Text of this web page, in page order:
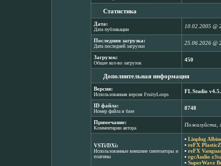
Статистика
Дата:
Дата публикации
10.02.2005 @
Последняя загрузка:
Дата последней загрузки
25.06.2026 @
Загрузок:
Общее кол-во загрузок
450
Дополнительная информация
Версия:
Использованная версия FruityLoops
FL Studio
ID файла:
Номер файла в базе
8748
Примечание:
Комментарии автора
Пожалуйста,
VSTi/DXi:
Использованные внешние синтезаторы и
плагины
▪ Linplug
▪ reFX
▪ reFX
▪ rgcAudio
▪ SuperWave